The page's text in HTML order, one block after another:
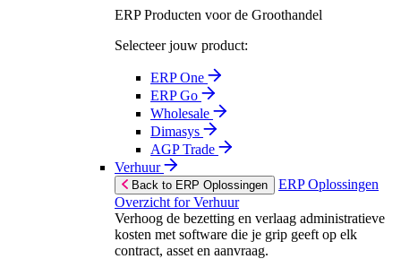
ERP Producten voor de Groothandel
Selecteer jouw product:
ERP One
ERP Go
Wholesale
Dimasys
AGP Trade
Verhuur
Back to ERP Oplossingen
ERP Oplossingen
Overzicht for Verhuur
Verhoog de bezetting en verlaag administratieve
kosten met software die je grip geeft op elk
contract, asset en aanvraag.